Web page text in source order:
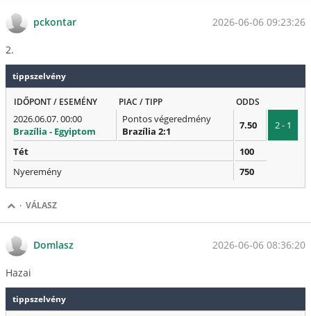
pckontar 2026-06-06 09:23:26
2.
tippszelvény
IDŐPONT / ESEMÉNY PIAC / TIPP ODDS
2026.06.07. 00:00
Brazília - Egyiptom
Pontos végeredmény
Brazília 2:1
7.50 2 - 1
Tét
100
Nyeremény
750
· VÁLASZ
Domlasz 2026-06-06 08:36:20
Hazai
tippszelvény